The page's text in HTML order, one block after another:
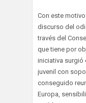
Con este
discurso del
través del
que tiene por
iniciativa surgió
juvenil con
conseguido
Europa,